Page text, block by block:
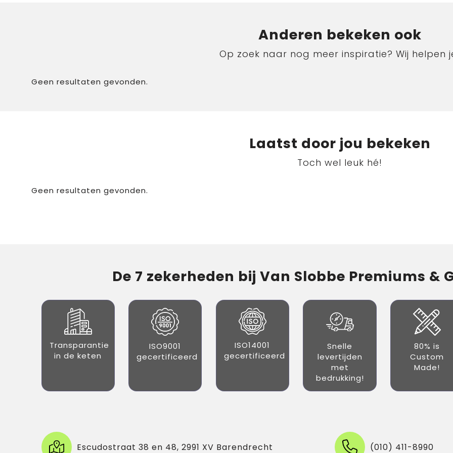
Anderen bekeken ook
Op zoek naar nog meer inspiratie? Wij helpen
Geen resultaten gevonden.
Laatst door jou bekeken
Toch wel leuk hé!
Geen resultaten gevonden.
De 7 zekerheden bij Van Slobbe Premiums &
Transparantie
in de keten
ISO9001
gecertificeerd
ISO14001
gecertificeerd
Snelle
levertijden
met
bedrukking!
80% is
Custom
Made!
Escudostraat 38 en 48, 2991 XV Barendrecht (010) 411-8990